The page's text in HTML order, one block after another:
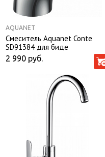
AQUANET
Смеситель Aquanet Conte
SD91384 для биде
2 990 руб.